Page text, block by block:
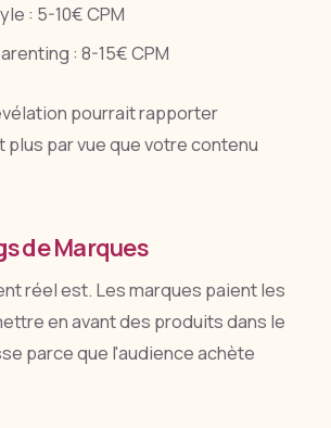
: 5-10€ CPM
: 8-15€ CPM
pourrait rapporter
par vue que votre contenu
de Marques
réel est. Les marques paient les
en avant des produits dans le
parce que l'audience achète